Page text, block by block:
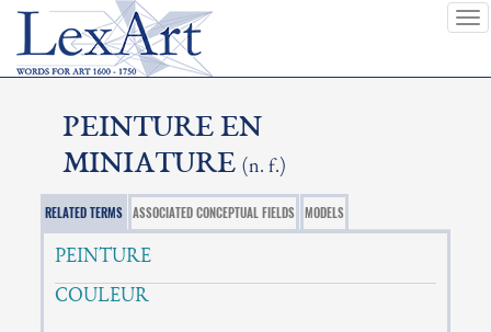
PEINTURE EN
MINIATURE (n. f.)
RELATED TERMS ASSOCIATED CONCEPTUAL FIELDS MODELS
PEINTURE
COULEUR